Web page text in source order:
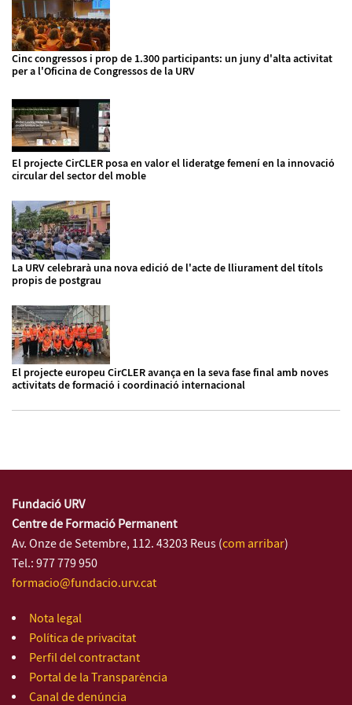
Cinc congressos i prop de 1.300 participants: un juny d'alta activitat
per a l'Oficina de Congressos de la URV
El projecte CirCLER posa en valor el lideratge femení en la innovació
circular del sector del moble
La URV celebrarà una nova edició de l'acte de lliurament del títols
propis de postgrau
El projecte europeu CirCLER avança en la seva fase final amb noves
activitats de formació i coordinació internacional
Fundació URV
Centre de Formació Permanent
Av. Onze de Setembre, 112. 43203 Reus (com arribar)
Tel.: 977 779 950
formacio@fundacio.urv.cat
Nota legal
Política de privacitat
Perfil del contractant
Portal de la Transparència
Canal de denúncia